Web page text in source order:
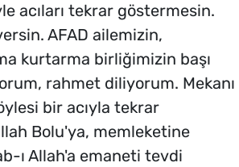
acıları tekrar göstermesin.
AFAD ailemizin,
kurtarma birliğimizin başı
rahmet diliyorum. Mekanı
bir acıyla tekrar
Bolu'ya, memleketine
ı Allah'a emaneti tevdi